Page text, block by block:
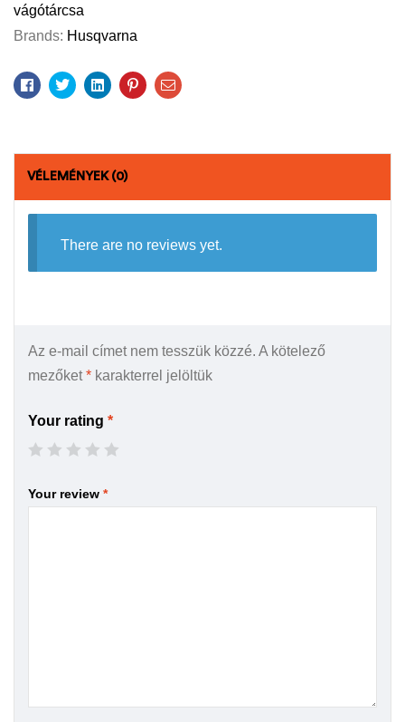
vágótárcsa
Brands: Husqvarna
Facebook
TwitterLinkedinPinterestEmail
VÉLEMÉNYEK (0)
There are no reviews yet.
Az e-mail címet nem tesszük közzé. A kötelező
mezőket* karakterrel jelöltük
Your rating *
Your review *